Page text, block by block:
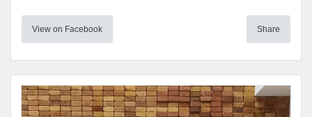
View on Facebook Share